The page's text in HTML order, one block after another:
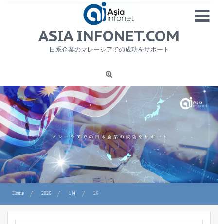
MENU
1
ニュース
労務サービス
プライバシーポリシー及び著作権について
お問合せ
ASIA INFONET.COM
日系企業のマレーシアでの成功をサポート
Home 2026 1月 26